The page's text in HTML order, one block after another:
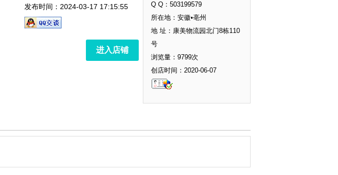
发布时间：2024-03-17 17:15:55
进入店铺
Q Q：503199579
所在地：安徽•亳州
地 址：康美物流园北门8栋110
号
浏览量：9799次
创店时间：2020-06-07